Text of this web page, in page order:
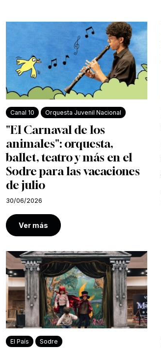
Canal 10 Orquesta Juvenil Nacional
"El Carnaval de los
animales": orquesta,
ballet, teatro y más en el
Sodre para las vacaciones
de julio
30/06/2026
Ver más
El País Sodre